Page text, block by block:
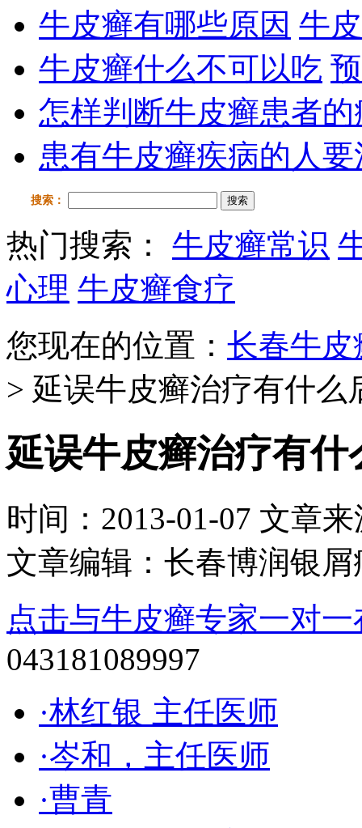
牛皮癣有哪些原因 牛
牛皮癣什么不可以吃
怎样判断牛皮癣患者的
患有牛皮癣疾病的人要
搜索： 搜索
热门搜索： 牛皮癣常识
心理 牛皮癣食疗
您现在的位置： 长春牛皮
> 延误牛皮癣治疗有什么
延误牛皮癣治疗有什
时间：2013-01-07 文章
文章编辑：长春博润银屑
点击与牛皮癣专家一对
043181089997
·林红银 主任医师
·岑和，主任医师
·曹青